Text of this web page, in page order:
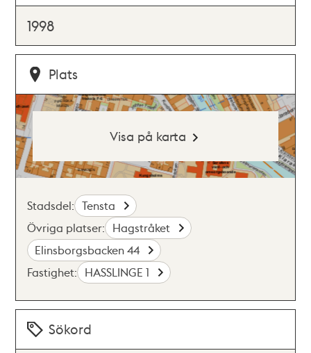
1998
Plats
Visa på karta
Stadsdel: Tensta
Övriga platser: Hagstråket
Elinsborgsbacken 44
Fastighet: HASSLINGE 1
Sökord